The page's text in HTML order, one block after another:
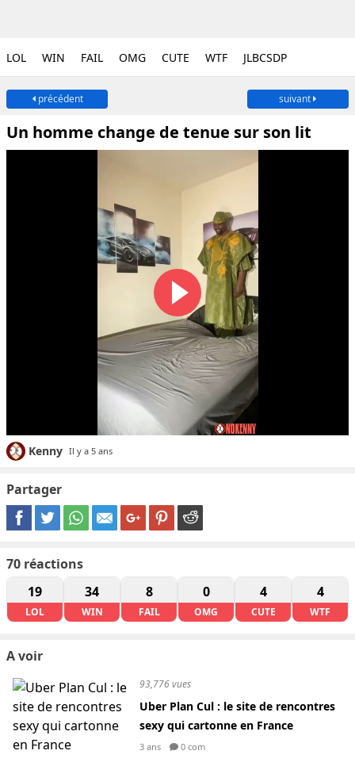
LOL WIN FAIL OMG CUTE WTF JLBCSDP
précédent suivant
Un homme change de tenue sur son lit
Kenny Il y a 5 ans
Partager
70 réactions
19
LOL
34
WIN
8
FAIL
0
OMG
4
CUTE
4
WTF
A voir
93,776 vues
Uber Plan Cul : le site de rencontres
sexy qui cartonne en France
3 ans 0 com